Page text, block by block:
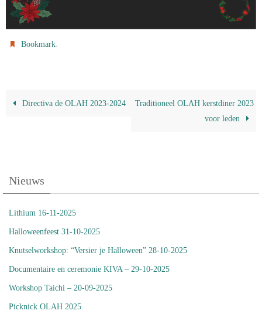
Bookmark.
Directiva de OLAH 2023-2024
Traditioneel OLAH kerstdiner 2023
voor leden
Nieuws
Lithium 16-11-2025
Halloweenfeest 31-10-2025
Knutselworkshop: “Versier je Halloween” 28-10-2025
Documentaire en ceremonie KIVA – 29-10-2025
Workshop Taichi – 20-09-2025
Picknick OLAH 2025